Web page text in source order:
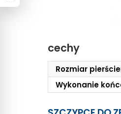
cechy
Rozmiar
Wykonanie